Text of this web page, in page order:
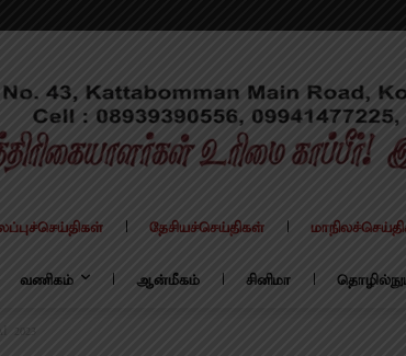
தேசியச்செய்திகள்
வணிகம் ஆன்மீகம் சினிமா